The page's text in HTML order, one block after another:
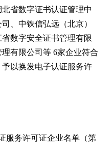
省数字证书认证管理中
、中铁信弘远（北京）
数字安全证书管理有限
有限公司等 6家企业符合
以换发电子认证服务许
服务许可证企业名单（第